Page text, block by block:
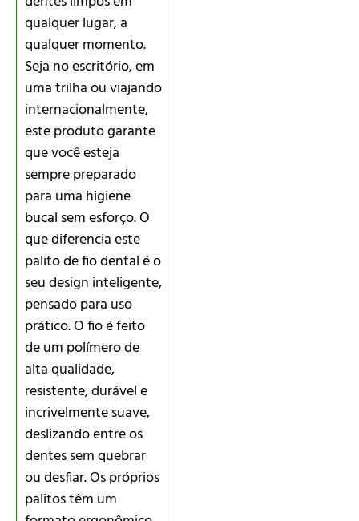
qualquer lugar, a
qualquer momento.
Seja no escritório, em
uma trilha ou viajando
internacionalmente,
este produto garante
que você esteja
sempre preparado
para uma higiene
bucal sem esforço. O
que diferencia este
palito de fio dental é o
seu design inteligente,
pensado para uso
prático. O fio é feito
de um polímero de
alta qualidade,
resistente, durável e
incrivelmente suave,
deslizando entre os
dentes sem quebrar
ou desfiar. Os próprios
palitos têm um